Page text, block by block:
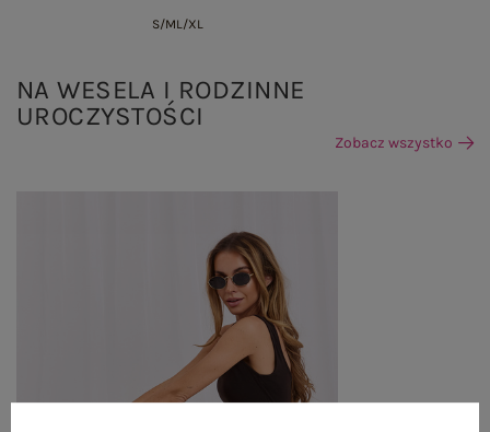
S/ML/XL
NA WESELA I RODZINNE
UROCZYSTOŚCI
Zobacz wszystko